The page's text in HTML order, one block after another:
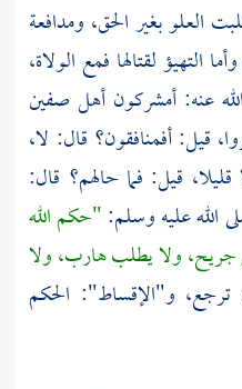
العلو بغير الحق، ومدافعة
التهيؤ لقتالها فمع الولاة،
عنه: أمشركون أهل صفين
قيل: أفمنافقون؟ قال: لا،
قليلا، قيل: فما حالهم؟ قال:
الله عليه وسلم:"حكم الله
جريح، ولا يطلب هارب، ولا
و"الإقساط": الحكم